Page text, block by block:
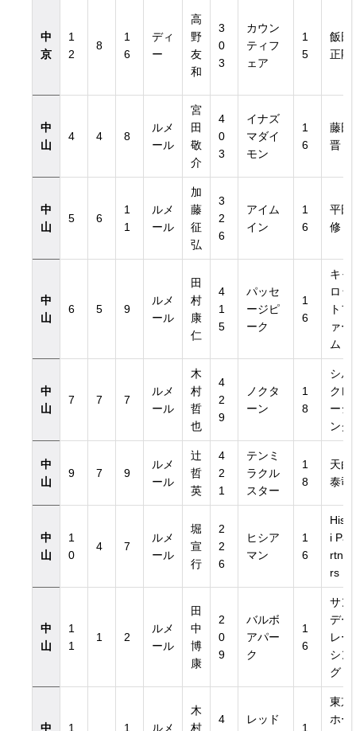
中
京
1
2
8
1
6
ディ
ー
高
野
友
和
3
0
3
カウン
ティフ
ェア
1
5
飯田
正剛
中
山
4 4 8
ルメ
ール
宮
田
敬
介
4
0
3
イナズ
マダイ
モン
1
6
藤田
晋
中
山
5 6
1
1
ルメ
ール
加
藤
征
弘
3
2
6
アイム
イン
1
6
平田
修
中
山
6 5 9
ルメ
ール
田
村
康
仁
4
1
5
パッセ
ージピ
ーク
1
6
キャ
ロッ
トフ
ァー
ム
中
山
7 7 7
ルメ
ール
木
村
哲
也
4
2
9
ノクタ
ーン
1
8
シル
クレ
ーシ
ング
中
山
9 7 9
ルメ
ール
辻
哲
英
4
2
1
テンミ
ラクル
スター
1
8
天白
泰司
中
山
1
0
4 7
ルメ
ール
堀
宣
行
2
2
6
ヒシア
マン
1
6
Hish
i Pa
rtne
rs
中
山
1
1
1 2
ルメ
ール
田
中
博
康
2
0
9
バルボ
アパー
ク
1
6
サン
デー
レー
シン
グ
中
1
1
ルメ
木
村
4
レッド
1
東京
ホー